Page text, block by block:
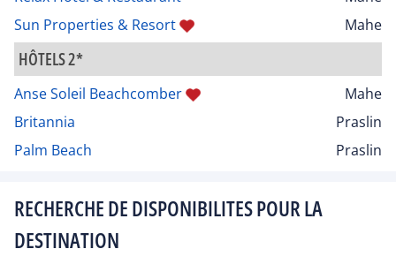
Sun Properties & Resort
Mahe
HÔTELS 2*
Anse Soleil Beachcomber
Mahe
Britannia
Praslin
Palm Beach
Praslin
RECHERCHE DE DISPONIBILITES POUR LA
DESTINATION